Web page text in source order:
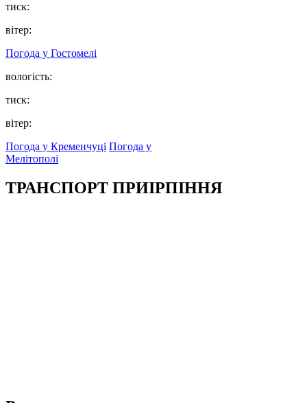
тиск:
вітер:
Погода у Гостомелі
вологість:
тиск:
вітер:
Погода у Кременчуці Погода у
Мелітополі
ТРАНСПОРТ ПРИІРПІННЯ